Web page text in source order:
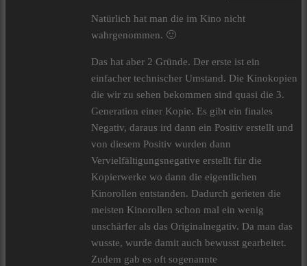
Natürlich hat man die im Kino nicht
wahrgenommen. 🙂
Das hat aber 2 Gründe. Der erste ist ein
einfacher technischer Umstand. Die Kinokopien
die wir zu sehen bekommen sind quasi die 3.
Generation einer Kopie. Es gibt ein finales
Negativ, daraus ird dann ein Positiv erstellt und
von diesem Positiv wurden dann
Vervielfältigungsnegative erstellt für die
Kopierwerke wo dann die eigentlichen
Kinorollen entstanden. Dadurch gerieten die
meisten Kinorollen schon mal ein wenig
unschärfer als das Originalnegativ. Da man das
wusste, wurde damit auch bewusst gearbeitet.
Zudem gab es oft sogenannte